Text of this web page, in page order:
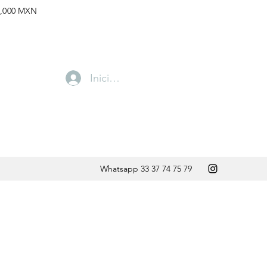
MXN
Iniciar sesión
Whatsapp 33 37 74 75 79